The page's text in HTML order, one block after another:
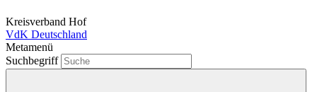
Kreisverband Hof
VdK Deutschland
Metamenü
Suchbegriff